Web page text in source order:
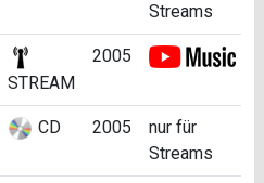
Streams
STREAM
2005
CD 2005
nur für
Streams